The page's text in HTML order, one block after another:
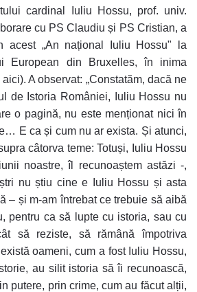
cardinal Iuliu Hossu, prof. univ.
cu PS Claudiu și PS Cristian, a
acest „An național Iuliu Hossu" la
European din Bruxelles, în inima
aici). A observat: „Constatăm, dacă ne
de Istoria României, Iuliu Hossu nu
o pagină, nu este menționat nici în
E ca și cum nu ar exista. Și atunci,
câtorva teme: Totuși, Iuliu Hossu
noastre, îl recunoaștem astăzi -,
nu știu cine e Iuliu Hossu și asta
– și m-am întrebat ce trebuie să aibă
pentru ca să lupte cu istoria, sau cu
să reziste, să rămână împotriva
oameni, cum a fost Iuliu Hossu,
au silit istoria să îi recunoască,
putere, prin crime, cum au făcut alții,